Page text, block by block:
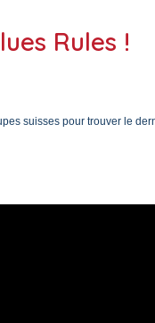
Rules !
suisses pour trouver le